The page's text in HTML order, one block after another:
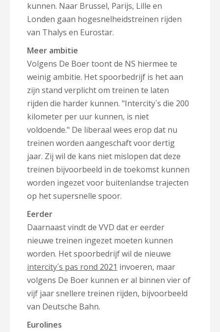
kunnen. Naar Brussel, Parijs, Lille en
Londen gaan hogesnelheidstreinen rijden
van Thalys en Eurostar.
Meer ambitie
Volgens De Boer toont de NS hiermee te
weinig ambitie. Het spoorbedrijf is het aan
zijn stand verplicht om treinen te laten
rijden die harder kunnen. "Intercity´s die 200
kilometer per uur kunnen, is niet
voldoende." De liberaal wees erop dat nu
treinen worden aangeschaft voor dertig
jaar. Zij wil de kans niet mislopen dat deze
treinen bijvoorbeeld in de toekomst kunnen
worden ingezet voor buitenlandse trajecten
op het supersnelle spoor.
Eerder
Daarnaast vindt de VVD dat er eerder
nieuwe treinen ingezet moeten kunnen
worden. Het spoorbedrijf wil de nieuwe
intercity´s pas rond 2021 invoeren, maar
volgens De Boer kunnen er al binnen vier of
vijf jaar snellere treinen rijden, bijvoorbeeld
van Deutsche Bahn.
Eurolines